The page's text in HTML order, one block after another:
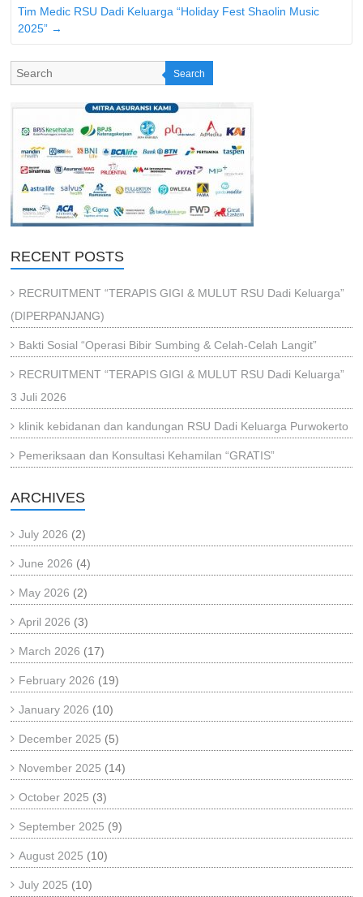
Tim Medic RSU Dadi Keluarga “Holiday Fest Shaolin Music
2025” →
Search
RECENT POSTS
RECRUITMENT “TERAPIS GIGI & MULUT RSU Dadi Keluarga”
(DIPERPANJANG)
Bakti Sosial “Operasi Bibir Sumbing & Celah-Celah Langit”
RECRUITMENT “TERAPIS GIGI & MULUT RSU Dadi Keluarga”
3 Juli 2026
klinik kebidanan dan kandungan RSU Dadi Keluarga Purwokerto
Pemeriksaan dan Konsultasi Kehamilan “GRATIS”
ARCHIVES
July 2026 (2)
June 2026 (4)
May 2026 (2)
April 2026 (3)
March 2026 (17)
February 2026 (19)
January 2026 (10)
December 2025 (5)
November 2025 (14)
October 2025 (3)
September 2025 (9)
August 2025 (10)
July 2025 (10)